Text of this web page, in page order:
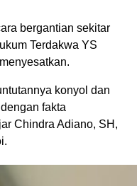
bergantian sekitar
Terdakwa YS
konyol dan
fakta
Chindra Adiano, SH,